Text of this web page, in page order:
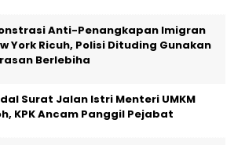
Anti-Penangkapan Imigran
York Ricuh, Polisi Dituding Gunakan
Berlebiha
Surat Jalan Istri Menteri UMKM
KPK Ancam Panggil Pejabat